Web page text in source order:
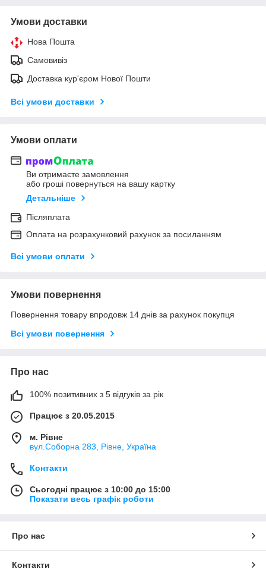
Умови доставки
Нова Пошта
Самовивіз
Доставка кур'єром Нової Пошти
Всі умови доставки
Умови оплати
Ви отримаєте замовлення
або гроші повернуться на вашу картку
Детальніше
Післяплата
Оплата на розрахунковий рахунок за посиланням
Всі умови оплати
Умови повернення
Повернення товару впродовж 14 днів за рахунок покупця
Всі умови повернення
Про нас
100% позитивних з 5 відгуків за рік
Працює з 20.05.2015
м. Рівне
вул.Соборна 283, Рівне, Україна
Контакти
Сьогодні працює з 10:00 до 15:00
Показати весь графік роботи
Про нас
Контакти